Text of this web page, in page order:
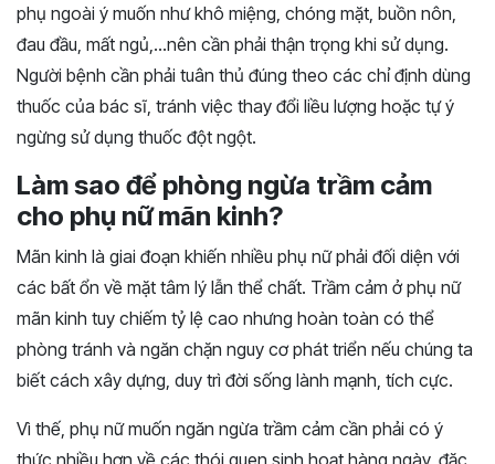
phụ ngoài ý muốn như khô miệng, chóng mặt, buồn nôn,
đau đầu, mất ngủ,…nên cần phải thận trọng khi sử dụng.
Người bệnh cần phải tuân thủ đúng theo các chỉ định dùng
thuốc của bác sĩ, tránh việc thay đổi liều lượng hoặc tự ý
ngừng sử dụng thuốc đột ngột.
Làm sao để phòng ngừa trầm cảm
cho phụ nữ mãn kinh?
Mãn kinh là giai đoạn khiến nhiều phụ nữ phải đối diện với
các bất ổn về mặt tâm lý lẫn thể chất. Trầm cảm ở phụ nữ
mãn kinh tuy chiếm tỷ lệ cao nhưng hoàn toàn có thể
phòng tránh và ngăn chặn nguy cơ phát triển nếu chúng ta
biết cách xây dựng, duy trì đời sống lành mạnh, tích cực.
Vì thế, phụ nữ muốn ngăn ngừa trầm cảm cần phải có ý
thức nhiều hơn về các thói quen sinh hoạt hàng ngày, đặc